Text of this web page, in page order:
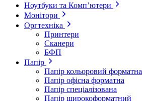
Ноутбуки та Комп’ютери
Монітори
Оргтехніка
Принтери
Сканери
БФП
Папір
Папір кольоровий форматна
Папір офісна форматна
Папір спеціалізована
Папір широкоформатний